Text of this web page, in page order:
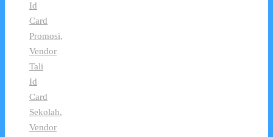
Id
Card
Promosi,
Vendor
Tali
Id
Card
Sekolah,
Vendor